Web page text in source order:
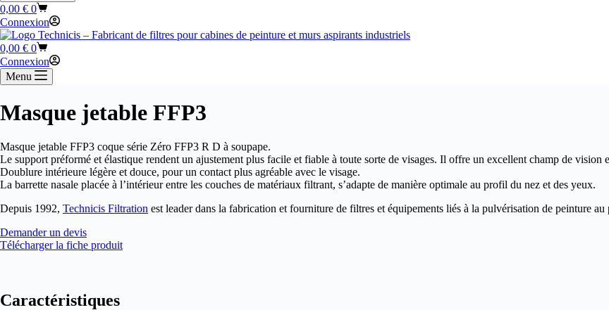
Panier
d’achat
0,00 € 0
Connexion
Panier
d’achat
0,00 € 0
Connexion
Menu
Masque jetable FFP3
Masque jetable FFP3 coque série Zéro FFP3 R D à soupape.
Le support préformé et élastique rendent un ajustement plus facile et fiable à toute sorte de visages. Il offre un excellent champ de vision
Doublure intérieure légère et douce, pour un contact plus agréable avec le visage.
La barrette nasale placée à l’intérieur entre les couches de matériaux filtrant, s’adapte de manière optimale au profil du nez et des yeux.
Depuis 1992, Technicis Filtration est leader dans la fabrication et fourniture de filtres et équipements liés à la pulvérisation de peinture au
Demander un devis
Télécharger la fiche produit
Caractéristiques